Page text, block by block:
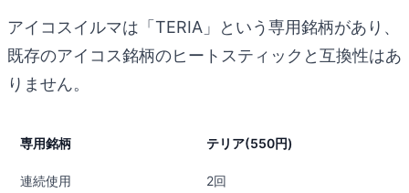
アイコスイルマは「TERIA」という専用銘柄があり、
既存のアイコス銘柄のヒートスティックと互換性はあ
りません。
専用銘柄 テリア(550円)
連続使用 2回